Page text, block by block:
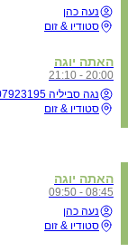
נעה כהן
סטודיו & זום
האתה יוגה
20:00 - 21:10
נגה סביליה 0507923195
סטודיו & זום
האתה יוגה
08:45 - 09:50
נעה כהן
סטודיו & זום